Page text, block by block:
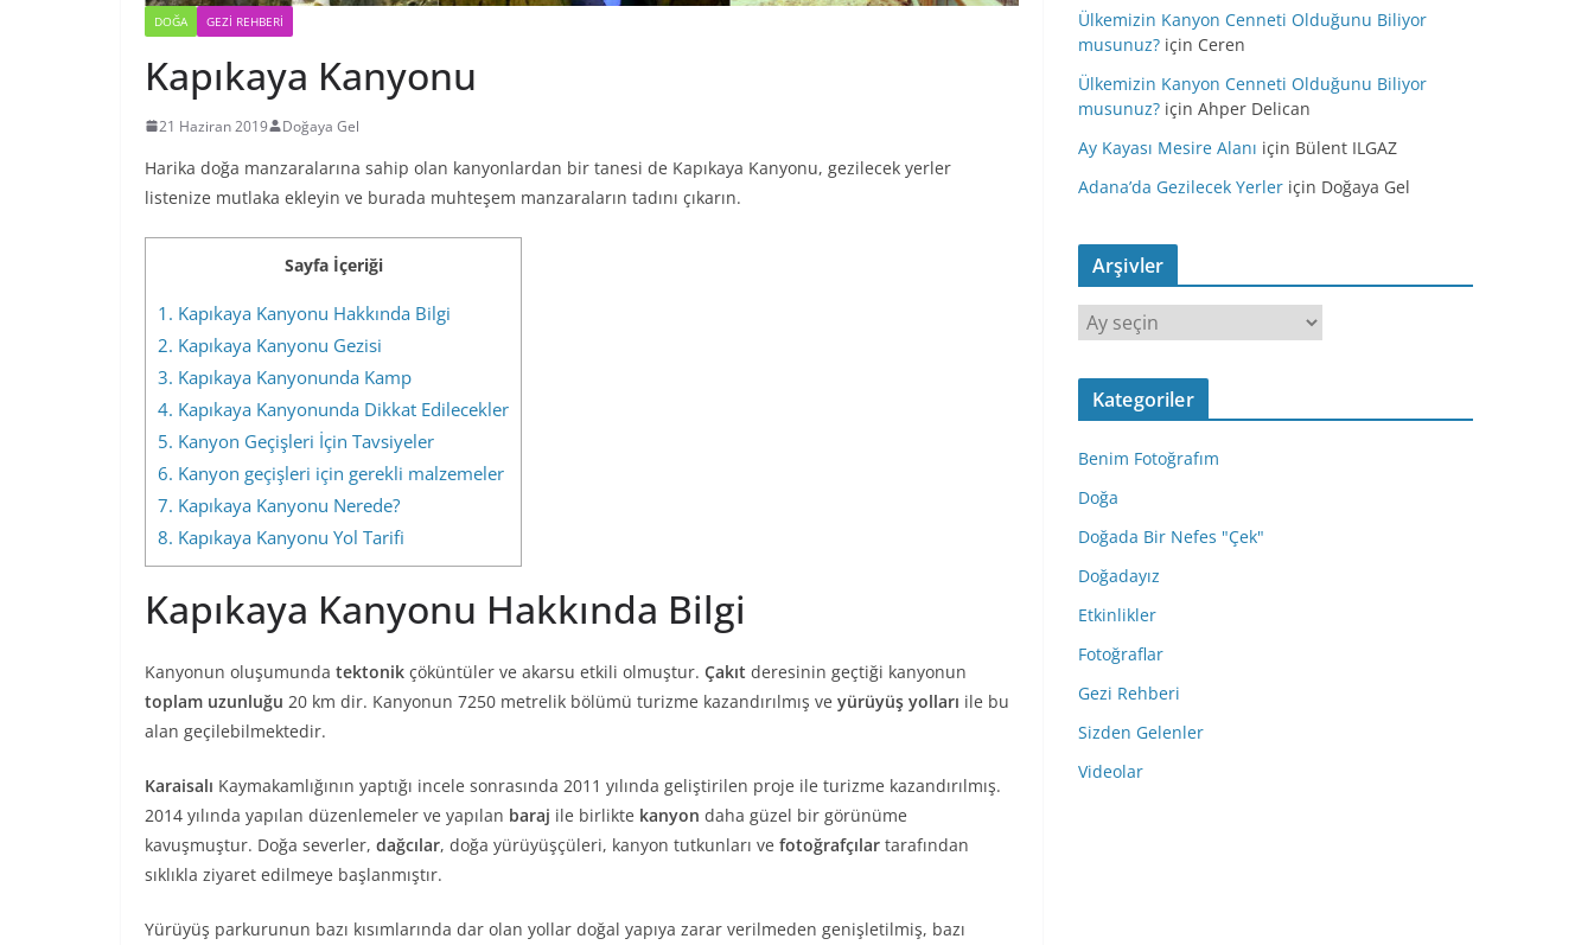
DOĞA GEZI REHBERI
Kapıkaya Kanyonu
21 Haziran 2019 Doğaya Gel
Harika doğa manzaralarına sahip olan kanyonlardan bir tanesi de Kapıkaya Kanyonu, gezilecek yerler
listenize mutlaka ekleyin ve burada muhteşem manzaraların tadını çıkarın.
Sayfa İçeriği
1. Kapıkaya Kanyonu Hakkında Bilgi
2. Kapıkaya Kanyonu Gezisi
3. Kapıkaya Kanyonunda Kamp
4. Kapıkaya Kanyonunda Dikkat Edilecekler
5. Kanyon Geçişleri İçin Tavsiyeler
6. Kanyon geçişleri için gerekli malzemeler
7. Kapıkaya Kanyonu Nerede?
8. Kapıkaya Kanyonu Yol Tarifi
Kapıkaya Kanyonu Hakkında Bilgi
Kanyonun oluşumunda tektonik çöküntüler ve akarsu etkili olmuştur. Çakıt deresinin geçtiği kanyonun
toplam uzunluğu 20 km dir. Kanyonun 7250 metrelik bölümü turizme kazandırılmış ve yürüyüş yolları ile bu
alan geçilebilmektedir.
Karaisalı Kaymakamlığının yaptığı incele sonrasında 2011 yılında geliştirilen proje ile turizme kazandırılmış.
2014 yılında yapılan düzenlemeler ve yapılan baraj ile birlikte kanyon daha güzel bir görünüme
kavuşmuştur. Doğa severler, dağcılar, doğa yürüyüşçüleri, kanyon tutkunları ve fotoğrafçılar tarafından
sıklıkla ziyaret edilmeye başlanmıştır.
Yürüyüş parkurunun bazı kısımlarında dar olan yollar doğal yapıya zarar verilmeden genişletilmiş, bazı
Ülkemizin Kanyon Cenneti Olduğunu Biliyor
musunuz? için Ceren
Ülkemizin Kanyon Cenneti Olduğunu Biliyor
musunuz? için Ahper Delican
Ay Kayası Mesire Alanı için Bülent ILGAZ
Adana’da Gezilecek Yerler için Doğaya Gel
Arşivler
r
ş
l
e
r
Kategoriler
Benim Fotoğrafım
Doğa
Doğada Bir Nefes "Çek"
Doğadayız
Etkinlikler
Fotoğraflar
Gezi Rehberi
Sizden Gelenler
Videolar